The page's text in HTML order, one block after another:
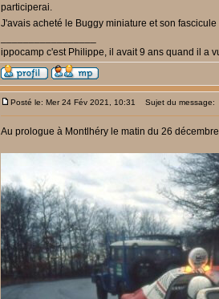
participerai.
J'avais acheté le Buggy miniature et son
ippocamp c'est Philippe, il avait 9 ans quand il a
Posté le: Mer 24 Fév 2021, 10:31 Sujet du message:
Au prologue à Montlhéry le matin du 26